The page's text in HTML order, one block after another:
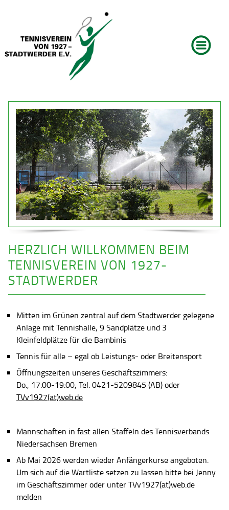
HERZLICH WILLKOMMEN BEIM
TENNISVEREIN VON 1927-
STADTWERDER
Mitten im Grünen zentral auf dem Stadtwerder gelegene
Anlage mit Tennishalle, 9 Sandplätze und 3
Kleinfeldplätze für die Bambinis
Tennis für alle – egal ob Leistungs- oder Breitensport
Öffnungszeiten unseres Geschäftszimmers:
Do., 17:00-19:00, Tel. 0421-5209845 (AB) oder
TVv1927(at)web.de
Mannschaften in fast allen Staffeln des Tennisverbands
Niedersachsen Bremen
Ab Mai 2026 werden wieder Anfängerkurse angeboten.
Um sich auf die Wartliste setzen zu lassen bitte bei Jenny
im Geschäftszimmer oder unter TVv1927(at)web.de
melden